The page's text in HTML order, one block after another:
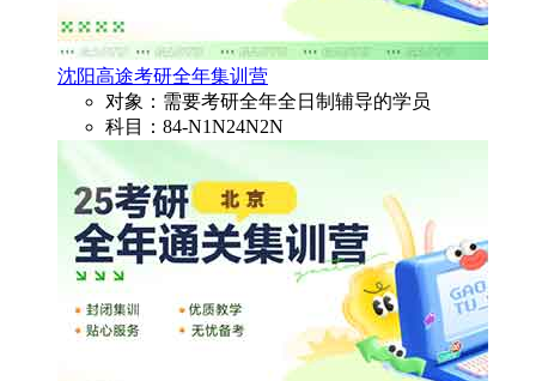
沈阳高途考研全年集训营
对象：需要考研全年全日制辅导的学员
科目：84-N1N24N2N